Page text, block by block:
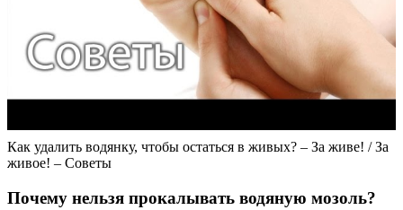
Как удалить водянку, чтобы остаться в живых? – За живе! / За
живое! – Советы
Почему нельзя прокалывать водяную мозоль?